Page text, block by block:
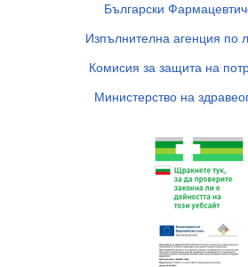
Български
Изпълнителна агенция по
Комисия за защита на
Министерство на